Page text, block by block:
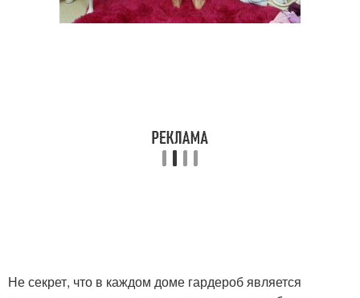
Не секрет, что в каждом доме гардероб является